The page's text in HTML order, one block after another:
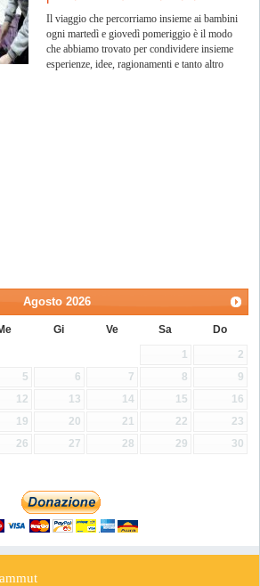
Il viaggio che percorriamo insieme ai bambini
ogni martedì e giovedì pomeriggio è il modo
che abbiamo trovato per condividere insieme
esperienze, idee, ragionamenti e tanto altro
Agosto 2026
Gi Ve Sa Do
1
2
5 6 7 8
9
12 13 14 15
16
19 20 21 22
23
26 27 28 29
30